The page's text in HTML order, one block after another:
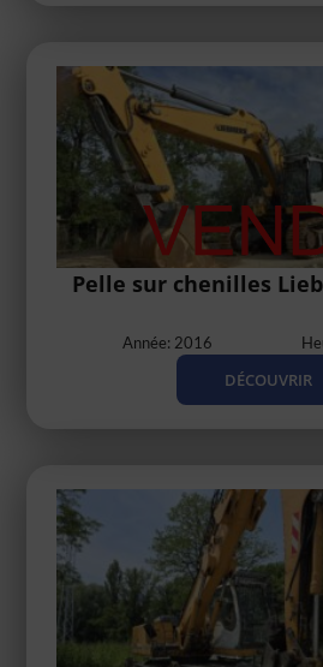
Pelle sur chenilles
Année: 2016
DÉCOUVRIR